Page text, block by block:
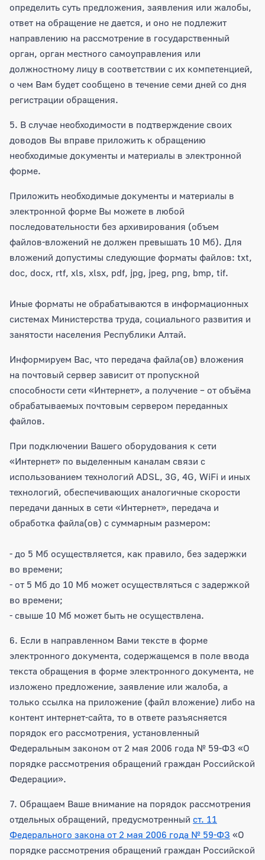
определить суть предложения, заявления или жалобы,
ответ на обращение не дается, и оно не подлежит
направлению на рассмотрение в государственный
орган, орган местного самоуправления или
должностному лицу в соответствии с их компетенцией,
о чем Вам будет сообщено в течение семи дней со дня
регистрации обращения.
5. В случае необходимости в подтверждение своих
доводов Вы вправе приложить к обращению
необходимые документы и материалы в электронной
форме.
Приложить необходимые документы и материалы в
электронной форме Вы можете в любой
последовательности без архивирования (объем
файлов-вложений не должен превышать 10 Мб). Для
вложений допустимы следующие форматы файлов: txt,
doc, docx, rtf, xls, xlsx, pdf, jpg, jpeg, png, bmp, tif.
Иные форматы не обрабатываются в информационных
системах Министерства труда, социального развития и
занятости населения Республики Алтай.
Информируем Вас, что передача файла(ов) вложения
на почтовый сервер зависит от пропускной
способности сети «Интернет», а получение – от объёма
обрабатываемых почтовым сервером переданных
файлов.
При подключении Вашего оборудования к сети
«Интернет» по выделенным каналам связи с
использованием технологий ADSL, 3G, 4G, WiFi и иных
технологий, обеспечивающих аналогичные скорости
передачи данных в сети «Интернет», передача и
обработка файла(ов) с суммарным размером:
- до 5 Мб осуществляется, как правило, без задержки
во времени;
- от 5 Мб до 10 Мб может осуществляться с задержкой
во времени;
- свыше 10 Мб может быть не осуществлена.
6. Если в направленном Вами тексте в форме
электронного документа, содержащемся в поле ввода
текста обращения в форме электронного документа, не
изложено предложение, заявление или жалоба, а
только ссылка на приложение (файл вложение) либо на
контент интернет-сайта, то в ответе разъясняется
порядок его рассмотрения, установленный
Федеральным законом от 2 мая 2006 года № 59-ФЗ «О
порядке рассмотрения обращений граждан Российской
Федерации».
7. Обращаем Ваше внимание на порядок рассмотрения
отдельных обращений, предусмотренный ст. 11
Федерального закона от 2 мая 2006 года № 59-ФЗ «О
порядке рассмотрения обращений граждан Российской